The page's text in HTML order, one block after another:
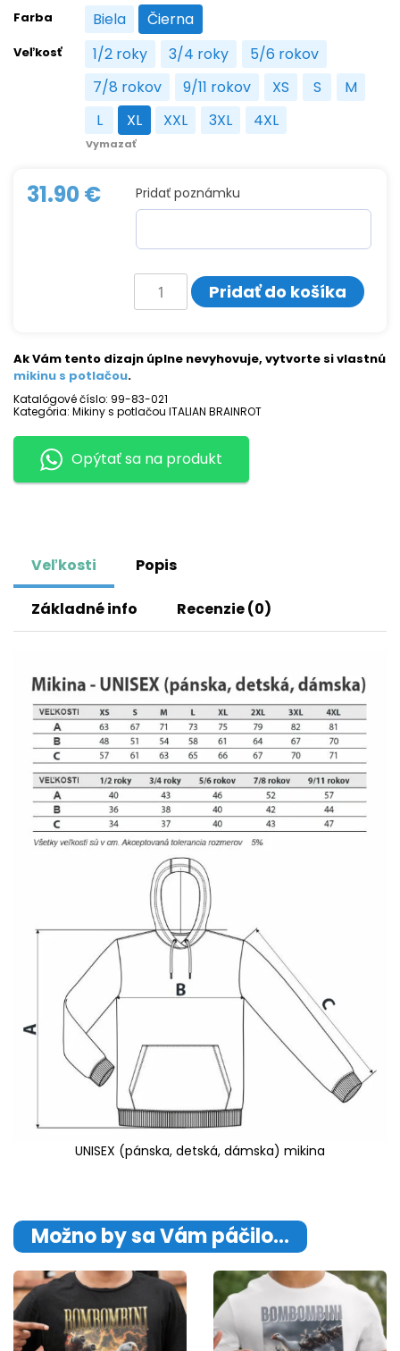
Farba Biela
Biela Čierna
Čierna
Veľkosť 1/2 roky
1/2 roky 3/4 roky
3/4 roky 5/6 rokov
5/6 rokov
7/8 rokov
7/8 rokov9/11 rokov
9/11 rokovXS
XS S
S M
M
LL XL
XL XXL
XXL 3XL
3XL 4XL
4XL
Vymazať
31.90€ Pridať poznámku
množstvo
Mikina
s
GUSINI
Pridať do košíka
Ak Vám tento dizajn úplne nevyhovuje, vytvorte si vlastnú
mikinu s potlačou.
Katalógové číslo: 99-83-021
Kategória: Mikiny s potlačou ITALIAN BRAINROT
Opýtať sa na produkt
Veľkosti Popis
Základné info Recenzie (0)
UNISEX (pánska, detská, dámska) mikina
Možno by sa Vám páčilo…